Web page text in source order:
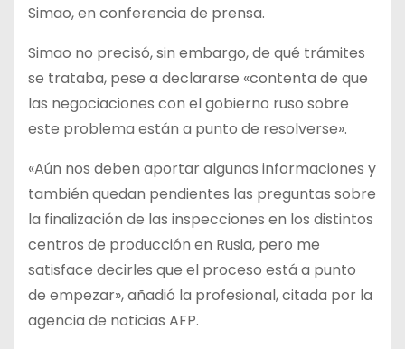
Simao, en conferencia de prensa.
Simao no precisó, sin embargo, de qué trámites
se trataba, pese a declararse «contenta de que
las negociaciones con el gobierno ruso sobre
este problema están a punto de resolverse».
«Aún nos deben aportar algunas informaciones y
también quedan pendientes las preguntas sobre
la finalización de las inspecciones en los distintos
centros de producción en Rusia, pero me
satisface decirles que el proceso está a punto
de empezar», añadió la profesional, citada por la
agencia de noticias AFP.